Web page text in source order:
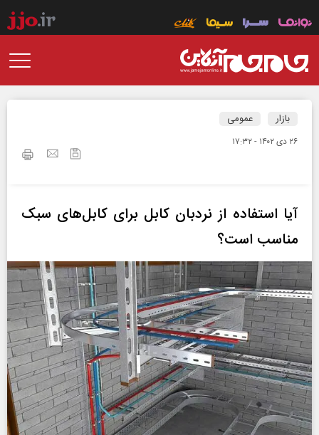
بازار عمومی
۲۶ دی ۱۴۰۲ - ۱۷:۳۲
آیا استفاده از نردبان کابل برای کابل‌های سبک
مناسب است؟